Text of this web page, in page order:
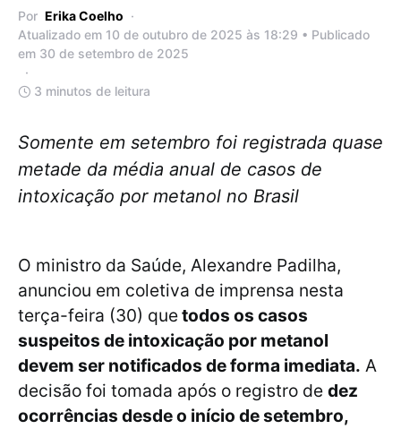
Por Erika Coelho
Atualizado em 10 de outubro de 2025 às 18:29 • Publicado
em 30 de setembro de 2025
3 minutos de leitura
Somente em setembro foi registrada quase
metade da média anual de casos de
intoxicação por metanol no Brasil
O ministro da Saúde, Alexandre Padilha,
anunciou em coletiva de imprensa nesta
terça-feira (30) quetodos os casos
suspeitos de intoxicação por metanol
devem ser notificados de forma imediata. A
decisão foi tomada após o registro de dez
ocorrências desde o início de setembro,